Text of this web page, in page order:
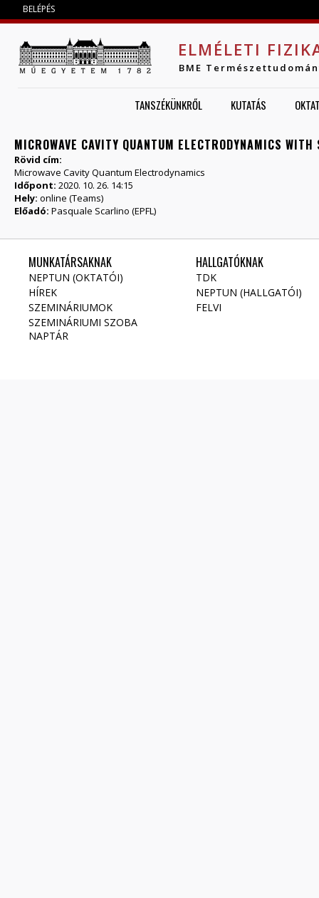
BELÉPÉS
ELMÉLETI
BME
TANSZÉKÜNKRŐL KUTATÁS
MICROWAVE CAVITY QUANTUM ELECTRODYNAMICS
Rövid cím:
Microwave Cavity Quantum Electrodynamics
Időpont: 2020. 10. 26. 14:15
Hely: online (Teams)
Előadó: Pasquale Scarlino (EPFL)
MUNKATÁRSAKNAK
NEPTUN (OKTATÓI)
HÍREK
SZEMINÁRIUMOK
SZEMINÁRIUMI SZOBA
NAPTÁR
HALLGATÓKNAK
TDK
NEPTUN (HALLGATÓI)
FELVI